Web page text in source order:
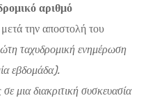
αριθμό
την αποστολή του
ταχυδρομική ενημέρωση
εβδομάδα).
μια διακριτική συσκευασία